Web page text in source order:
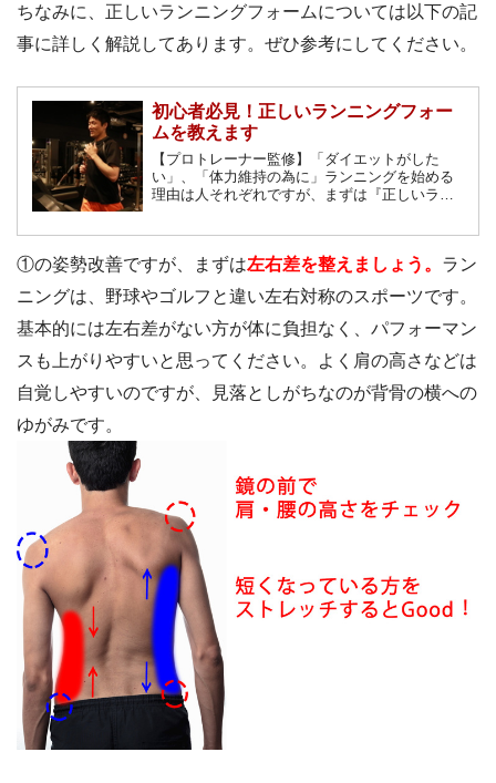
ちなみに、正しいランニングフォームについては以下の記
事に詳しく解説してあります。ぜひ参考にしてください。
初心者必見！正しいランニングフォー
ムを教えます
【プロトレーナー監修】「ダイエットがした
い」、「体力維持の為に」ランニングを始める
理由は人それぞれですが、まずは『正しいラン
ニングの恩恵が得られます。正しいフォームの
①の姿勢改善ですが、まずは左右差を整えましょう。 ラン
ニングは、野球やゴルフと違い左右対称のスポーツです。
基本的には左右差がない方が体に負担なく、パフォーマン
スも上がりやすいと思ってください。よく肩の高さなどは
自覚しやすいのですが、見落としがちなのが背骨の横への
ゆがみです。